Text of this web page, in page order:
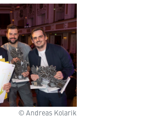
© Andreas Kolarik